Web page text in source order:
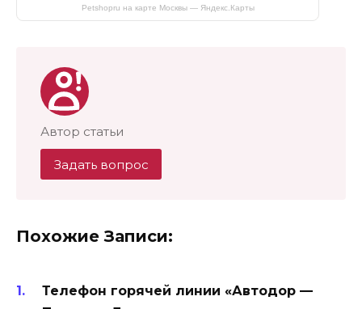
Petshopru на карте Москвы — Яндекс.Карты
Автор статьи
Задать вопрос
Похожие Записи:
Телефон горячей линии «Автодор —